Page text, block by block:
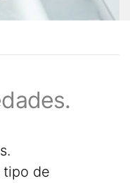
tipo de